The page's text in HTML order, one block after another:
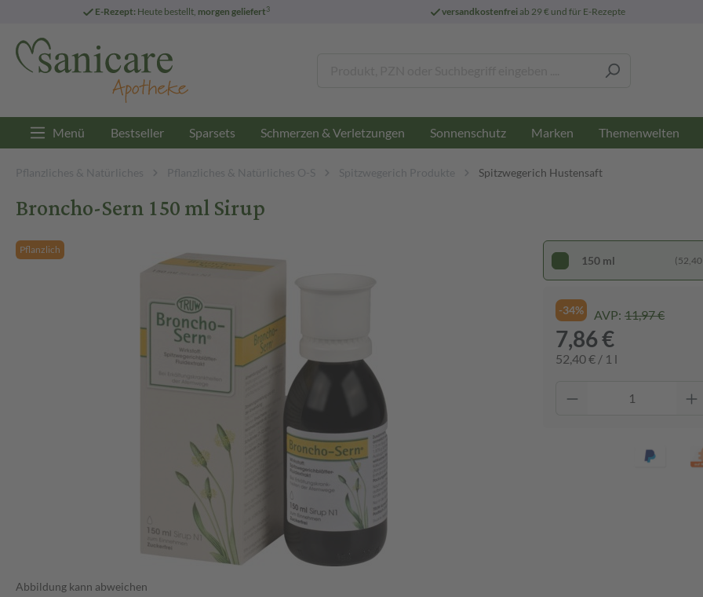
E-Rezept: Heute bestellt, morgen geliefert3 versandkostenfreiab 29 € und für E-Rezepte
Menü Bestseller Sparsets Schmerzen & Verletzungen Sonnenschutz Marken Themenwelten
Pflanzliches & Natürliches Pflanzliches & Natürliches O-S Spitzwegerich Produkte Spitzwegerich Hustensaft
Broncho-Sern 150 ml Sirup
Pflanzlich
Abbildung kann abweichen
150 ml (52,40
-34% AVP: 11,97 €
7,86 €
52,40 € / 1 l